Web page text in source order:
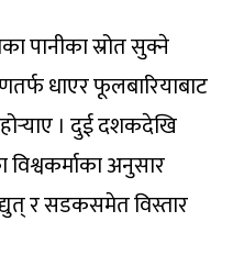
पानीका स्रोत सुक्ने
धाएर फूलबारियाबाट
। दुई दशकदेखि
अनुसार
र सडकसमेत विस्तार